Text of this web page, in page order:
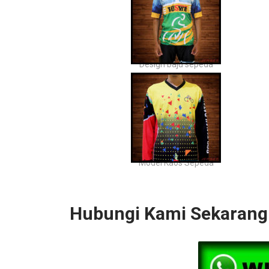
Design baju sepeda
Model Kaos Sepeda
Hubungi Kami